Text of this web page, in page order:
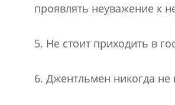
проявлять неуважение к
5. Не стоит приходить в
6. Джентльмен никогда не